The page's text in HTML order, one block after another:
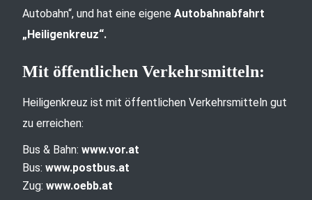
Autobahn“, und hat eine eigene Autobahnabfahrt
„Heiligenkreuz“.
Mit öffentlichen Verkehrsmitteln:
Heiligenkreuz ist mit öffentlichen Verkehrsmitteln gut
zu erreichen:
Bus & Bahn: www.vor.at
Bus: www.postbus.at
Zug: www.oebb.at